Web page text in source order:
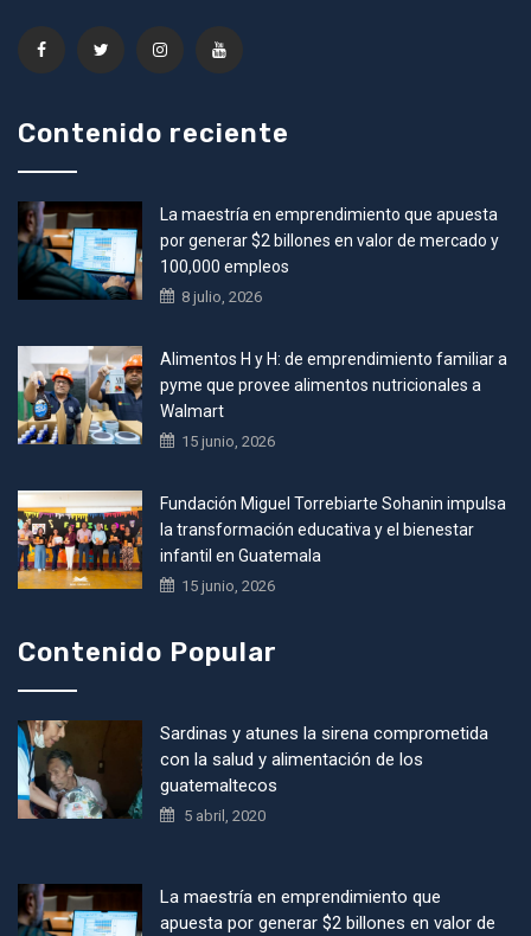
Contenido reciente
La maestría en emprendimiento que apuesta
por generar $2 billones en valor de mercado y
100,000 empleos
8 julio, 2026
Alimentos H y H: de emprendimiento familiar a
pyme que provee alimentos nutricionales a
Walmart
15 junio, 2026
Fundación Miguel Torrebiarte Sohanin impulsa
la transformación educativa y el bienestar
infantil en Guatemala
15 junio, 2026
Contenido Popular
Sardinas y atunes la sirena comprometida
con la salud y alimentación de los
guatemaltecos
5 abril, 2020
La maestría en emprendimiento que
apuesta por generar $2 billones en valor de